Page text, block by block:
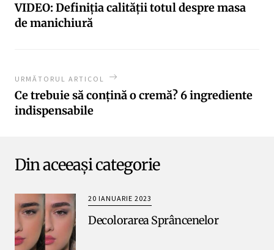
VIDEO: Definiția calității totul despre masa
de manichiură
URMĂTORUL ARTICOL
Ce trebuie să conțină o cremă? 6 ingrediente
indispensabile
Din aceeași categorie
20 IANUARIE 2023
Decolorarea Sprâncenelor